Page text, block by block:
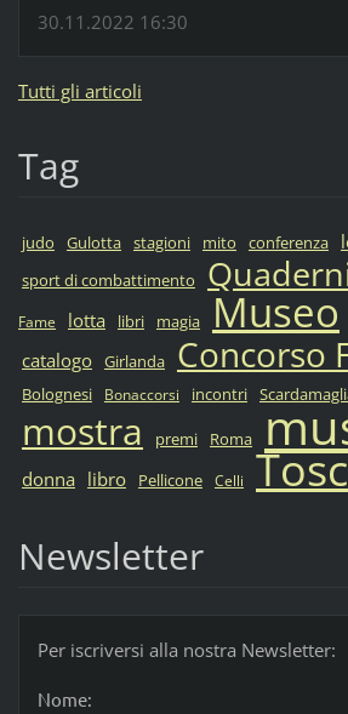
30.11.2022 16:30
Tutti gli articoli
Tag
judo Gulotta stagioni mito conferenza
sport di combattimento
Fame
lotta libri magia Museo
catalogo Girlanda Concorso
Bolognesi Bonaccorsi incontri
mostra premi Roma
donna libro Pellicone Celli
Newsletter
Per iscriversi alla nostra Newsletter:
Nome: